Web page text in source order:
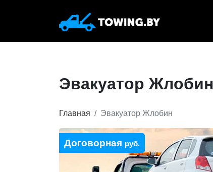
Эвакуатор Жлобин
Главная Эвакуатор Жлобин
Договорная руб.